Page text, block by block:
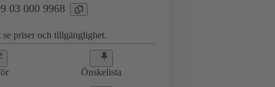
03 000 9968
priser och tillgänglighet.
Önskelista